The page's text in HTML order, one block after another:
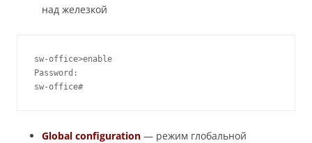
над железкой
sw-office>enable
Password:
sw-office#
Global configuration — режим глобальной